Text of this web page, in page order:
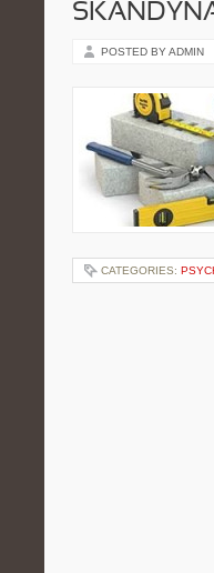
POSTED BY ADMIN
CATEGORIES: